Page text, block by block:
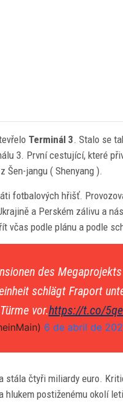
Terminál 3. Stalo se
3. První cestující, které
Šen-jangu ( Shenyang ).
fotbalových hřišť.
a Perském zálivu a
včas podle plánu a podle
des
schlägt Fraport
vor.https://t.co/
6 de abril de
stála čtyři miliardy euro.
postiženému okolí